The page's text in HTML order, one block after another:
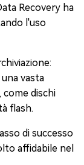
Recovery ha
l'uso
vasta
come dischi
flash.
di successo
affidabile nel